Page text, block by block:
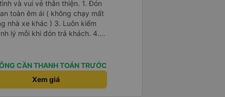
vui vẻ thân thiện. 1. Đón
nhà xe khác ) 3. Luôn kiểm
lý mỗi khi đón trả khách. 4.
Trên cả tuyệt
CẦN THANH TOÁN TRƯỚC
Xem giá